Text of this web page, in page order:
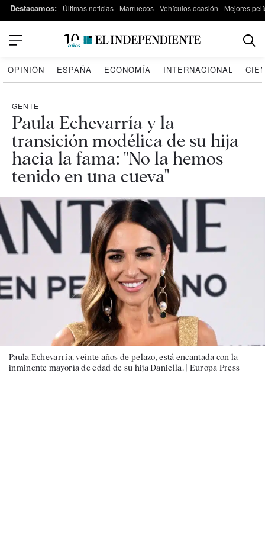
Destacamos: Últimas noticias Marruecos Vehículos ocasión Mejores
OPINIÓN ESPAÑA ECONOMÍA INTERNACIONAL
GENTE
Paula Echevarría y la
transición modélica de su hija
hacia la fama: "No la hemos
tenido en una cueva"
Paula Echevarría, veinte años de pelazo, está encantada con la
inminente mayoría de edad de su hija Daniella. | Europa Press